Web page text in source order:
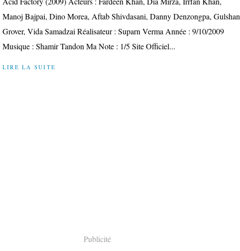
Manoj Bajpai, Dino Morea, Aftab Shivdasani, Danny Denzongpa, Gulshan
Grover, Vida Samadzai Réalisateur : Suparn Verma Année : 9/10/2009
Musique : Shamir Tandon Ma Note : 1/5 Site Officiel...
LIRE LA SUITE
Publicité